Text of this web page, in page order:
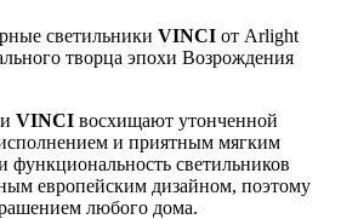
светильники VINCI от Arlight
творца эпохи Возрождения
VINCI восхищают утонченной
и приятным мягким
функциональность светильников
европейским дизайном, поэтому
любого дома.